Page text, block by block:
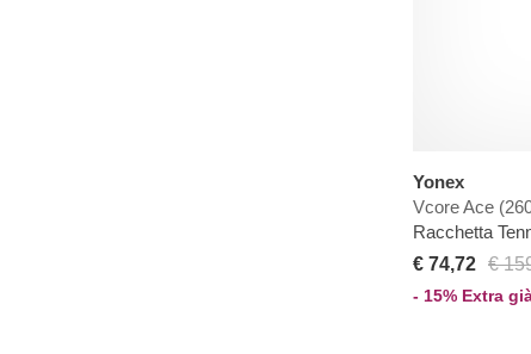
Yonex
Vcore Ace
Racchetta
€ 74,72 €
- 15% Extra